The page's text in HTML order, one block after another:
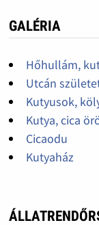
GALÉRIA
Hőhullám,
Utcán
Kutyusok,
Kutya, cica
Cicaodu
Kutyaház